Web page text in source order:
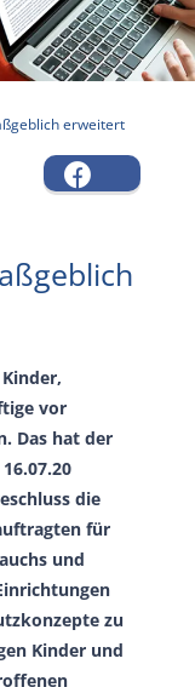
erweitert
vor
Das hat der
die
für
und
zu
Kinder und